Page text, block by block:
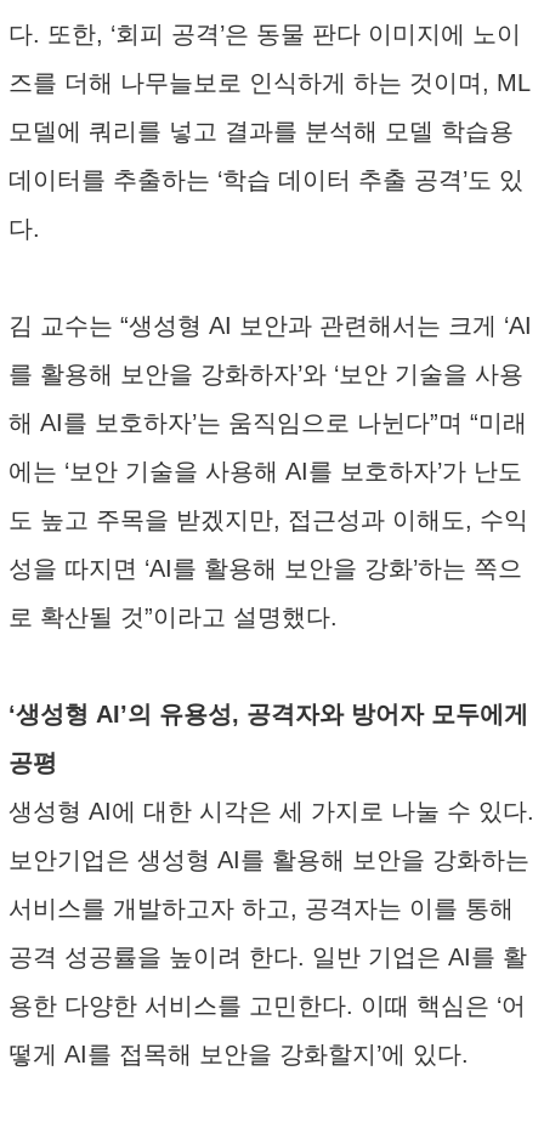
다. 또한, ‘회피 공격’은 동물 판다 이미지에 노이
즈를 더해 나무늘보로 인식하게 하는 것이며, ML
모델에 쿼리를 넣고 결과를 분석해 모델 학습용
데이터를 추출하는 ‘학습 데이터 추출 공격’도 있
다.
김 교수는 “생성형 AI 보안과 관련해서는 크게 ‘AI
를 활용해 보안을 강화하자’와 ‘보안 기술을 사용
해 AI를 보호하자’는 움직임으로 나뉜다”며 “미래
에는 ‘보안 기술을 사용해 AI를 보호하자’가 난도
도 높고 주목을 받겠지만, 접근성과 이해도, 수익
성을 따지면 ‘AI를 활용해 보안을 강화’하는 쪽으
로 확산될 것”이라고 설명했다.
‘생성형 AI’의 유용성, 공격자와 방어자 모두에게
공평
생성형 AI에 대한 시각은 세 가지로 나눌 수 있다.
보안기업은 생성형 AI를 활용해 보안을 강화하는
서비스를 개발하고자 하고, 공격자는 이를 통해
공격 성공률을 높이려 한다. 일반 기업은 AI를 활
용한 다양한 서비스를 고민한다. 이때 핵심은 ‘어
떻게 AI를 접목해 보안을 강화할지’에 있다.